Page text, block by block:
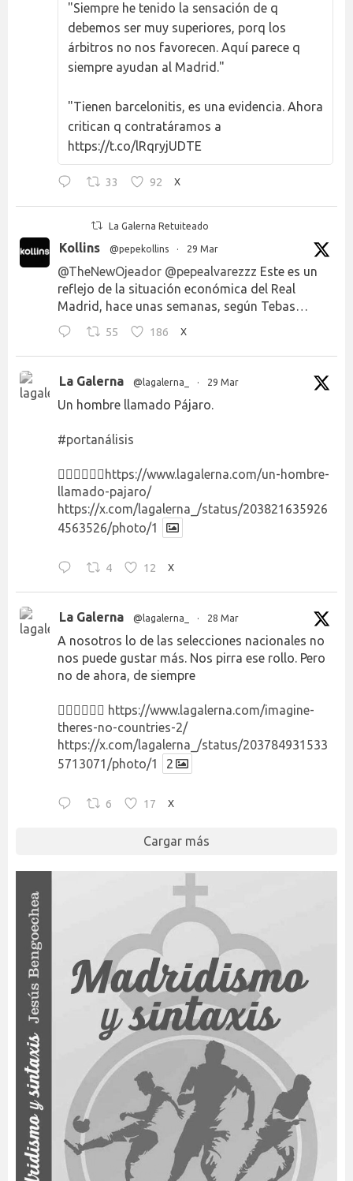
"Siempre he tenido la sensación de q
debemos ser muy superiores, porq los
árbitros no nos favorecen. Aquí parece q
siempre ayudan al Madrid."
"Tienen barcelonitis, es una evidencia. Ahora
critican q contratáramos a
https://t.co/lRqryjUDTE
33 92 X
La Galerna Retuiteado
Kollins @pepekollins · 29 Mar
@TheNewOjeador @pepealvarezzz Este es un
reflejo de la situación económica del Real
Madrid, hace unas semanas, según Tebas…
55 186 X
La Galerna @lagalerna_ · 29 Mar
Un hombre llamado Pájaro.
#portanálisis
👉🏻👉🏻👉🏻 https://www.lagalerna.com/un-hombre-
llamado-pajaro/
https://x.com/lagalerna_/status/203821635926
4563526/photo/1
4 12 X
La Galerna @lagalerna_ · 28 Mar
A nosotros lo de las selecciones nacionales no
nos puede gustar más. Nos pirra ese rollo. Pero
no de ahora, de siempre
👉🏻👉🏻👉🏻 https://www.lagalerna.com/imagine-
theres-no-countries-2/
https://x.com/lagalerna_/status/203784931533
5713071/photo/1
2
6 17 X
Cargar más